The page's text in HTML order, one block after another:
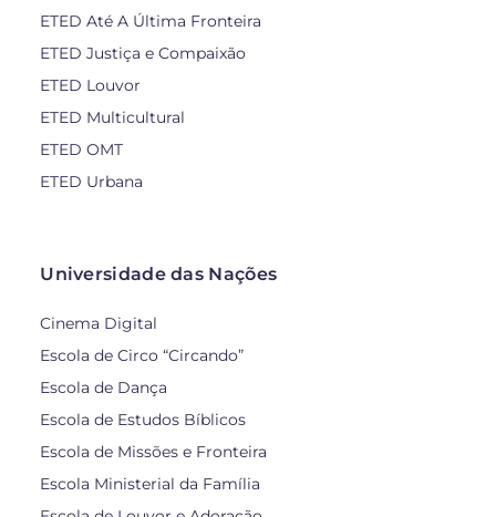
ETED Até A Última Fronteira
ETED Justiça e Compaixão
ETED Louvor
ETED Multicultural
ETED OMT
ETED Urbana
Universidade das Nações
Cinema Digital
Escola de Circo “Circando”
Escola de Dança
Escola de Estudos Bíblicos
Escola de Missões e Fronteira
Escola Ministerial da Família